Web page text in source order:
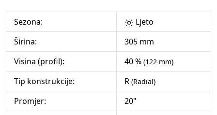
Sezona:
Ljeto
Širina:
305 mm
Visina (profil):
40 % (122 mm)
Tip konstrukcije: R (Radial)
Promjer:
20"